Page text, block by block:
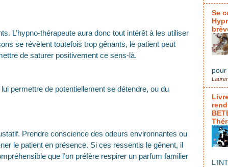
L’hypno-thérapeute aura donc tout intérêt à les utiliser
se révèlent toutefois trop gênants, le patient peut
de saturer positivement ce sens-là.
permettre de potentiellement se détendre, ou du
Prendre conscience des odeurs environnantes ou
le patient en présence. Si ces ressentis le gênent, il
que l’on préfère respirer un parfum familier
Se
pour